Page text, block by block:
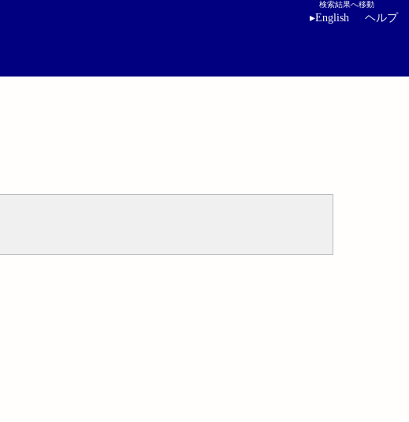
検索結果へ移動
▸English ヘルプ